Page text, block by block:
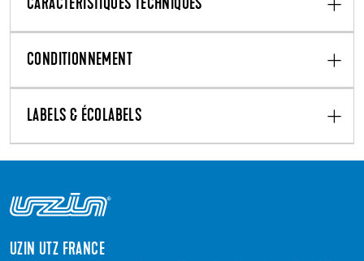
CARACTÉRISTIQUES TECHNIQUES
CONDITIONNEMENT
LABELS & ÉCOLABELS
UZIN UTZ FRANCE